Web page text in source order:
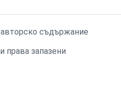
авторско съдържание
права запазени